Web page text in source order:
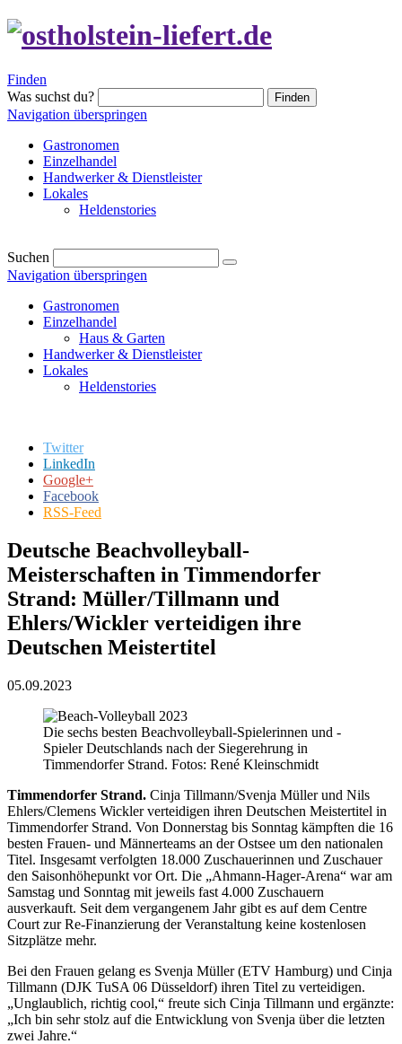
Finden
Was suchst du?
Finden
Navigation überspringen
Gastronomen
Einzelhandel
Handwerker & Dienstleister
Lokales
Heldenstories
Suchen
Navigation überspringen
Gastronomen
Einzelhandel
Haus & Garten
Handwerker & Dienstleister
Lokales
Heldenstories
Twitter
LinkedIn
Google+
Facebook
RSS-Feed
Deutsche Beachvolleyball-
Meisterschaften in Timmendorfer
Strand: Müller/Tillmann und
Ehlers/Wickler verteidigen ihre
Deutschen Meistertitel
05.09.2023
Die sechs besten Beachvolleyball-Spielerinnen und -
Spieler Deutschlands nach der Siegerehrung in
Timmendorfer Strand. Fotos: René Kleinschmidt
Timmendorfer Strand. Cinja Tillmann/Svenja Müller und Nils
Ehlers/Clemens Wickler verteidigen ihren Deutschen Meistertitel in
Timmendorfer Strand. Von Donnerstag bis Sonntag kämpften die 16
besten Frauen- und Männerteams an der Ostsee um den nationalen
Titel. Insgesamt verfolgten 18.000 Zuschauerinnen und Zuschauer
den Saisonhöhepunkt vor Ort. Die „Ahmann-Hager-Arena“ war am
Samstag und Sonntag mit jeweils fast 4.000 Zuschauern
ausverkauft. Seit dem vergangenem Jahr gibt es auf dem Centre
Court zur Re-Finanzierung der Veranstaltung keine kostenlosen
Sitzplätze mehr.
Bei den Frauen gelang es Svenja Müller (ETV Hamburg) und Cinja
Tillmann (DJK TuSA 06 Düsseldorf) ihren Titel zu verteidigen.
„Unglaublich, richtig cool,“ freute sich Cinja Tillmann und ergänzte:
„Ich bin sehr stolz auf die Entwicklung von Svenja über die letzten
zwei Jahre.“